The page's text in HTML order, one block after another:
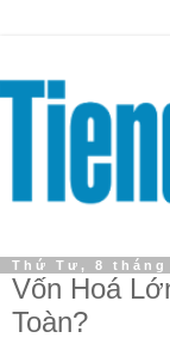
Thứ Tư, 8 tháng
Vốn Hoá
Toàn?